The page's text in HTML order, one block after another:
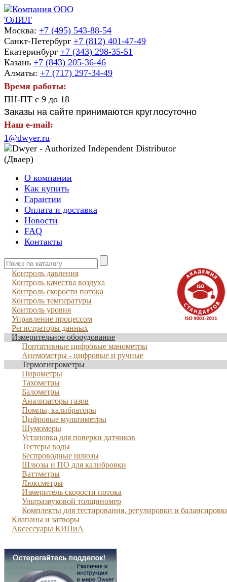
Москва: +7 (495) 543-88-54
Санкт-Петербург +7 (812) 401-47-49
Екатеринбург +7 (343) 298-35-51
Казань +7 (843) 205-36-46
Алматы: +7 (717) 297-34-49
Время работы:
ПН-ПТ с 9 до 18
Заказы на сайте принимаются круглосуточно
Наш e-mail:
1@dwyer.ru
О компании
Как купить
Гарантии
Оплата и доставка
Новости
FAQ
Контакты
Контроль давления
Контроль качества воздуха
Контроль скорости потока
Контроль температуры
Контроль уровня
Управление процессом
Регистраторы данных
Измерительное оборудование
Портативные цифровые манометры
Анемометры - цифровые и ручные
Термогигрометры
Пирометры
Тахометры
Балометры
Анализаторы газов
Помпы, калибраторы
Цифровые мультиметры
Шумомеры
Установка для поверки датчиков
Тестеры воды
Беспроводные шлюзы
Шлюзы и ПО для калибровки
Ваттметры
Люксметры
Измеритель скорости потока
Ультразвуковой толщиномер
Комплекты для тестирования, регулировки и
Клапаны и затворы
Аксессуары КИПиА